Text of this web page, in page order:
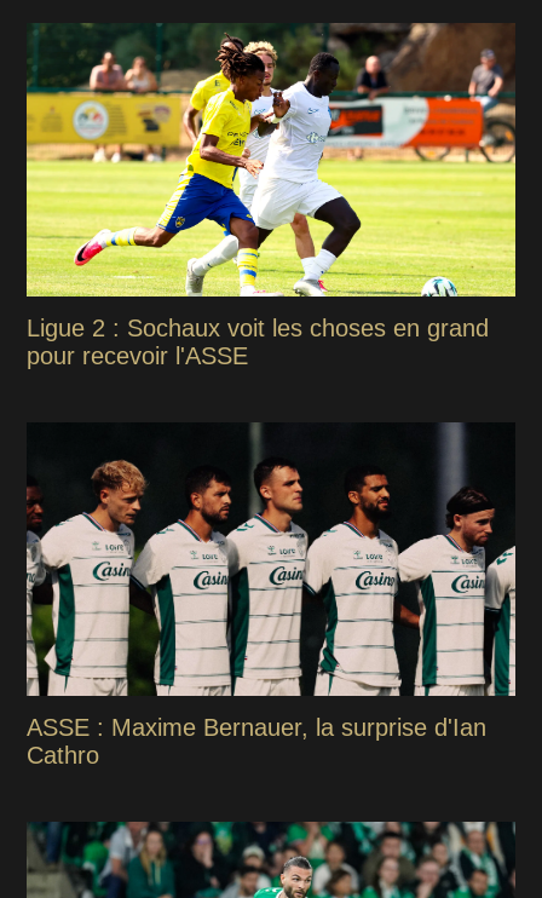
Ligue 2 : Sochaux voit les choses en grand
pour recevoir l'ASSE
ASSE : Maxime Bernauer, la surprise d'Ian
Cathro